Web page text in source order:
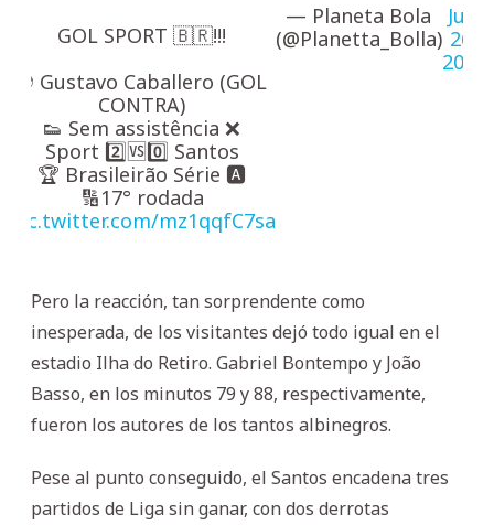
GOL SPORT 🇧🇷!!!
⚽️ Gustavo Caballero (GOL
CONTRA)
👟 Sem assistência ❌
Sport 2️⃣🆚0️⃣ Santos
🏆 Brasileirão Série 🅰️
🔢17° rodada
pic.twitter.com/mz1qqfC7sa
— Planeta Bola
(@Planetta_Bolla)
July
26,
2025
Pero la reacción, tan sorprendente como
inesperada, de los visitantes dejó todo igual en el
estadio Ilha do Retiro. Gabriel Bontempo y João
Basso, en los minutos 79 y 88, respectivamente,
fueron los autores de los tantos albinegros.
Pese al punto conseguido, el Santos encadena tres
partidos de Liga sin ganar, con dos derrotas